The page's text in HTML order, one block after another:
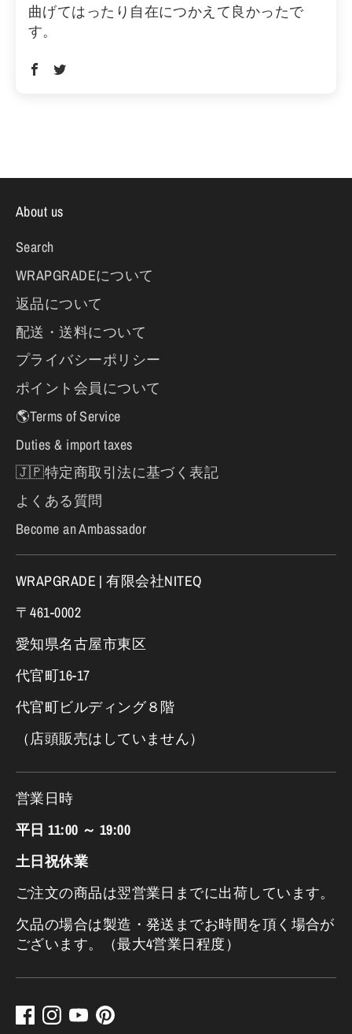
曲げてはったり自在につかえて良かったで
す。
About us
Search
WRAPGRADEについて
返品について
配送・送料について
プライバシーポリシー
ポイント会員について
🌎Terms of Service
Duties & import taxes
🇯🇵特定商取引法に基づく表記
よくある質問
Become an Ambassador
WRAPGRADE | 有限会社NITEQ
〒461-0002
愛知県名古屋市東区
代官町16-17
代官町ビルディング８階
（店頭販売はしていません）
営業日時
平日 11:00 ～ 19:00
土日祝休業
ご注文の商品は翌営業日までに出荷しています。
欠品の場合は製造・発送までお時間を頂く場合が
ございます。（最大4営業日程度）